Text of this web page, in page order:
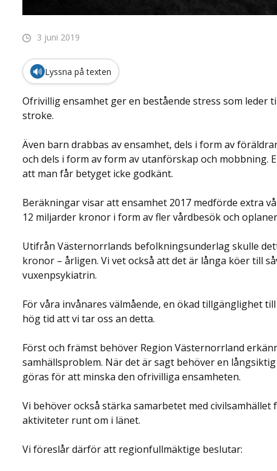
3 juni 2019
🔊 Lyssna på texten
Ofrivillig ensamhet ger en bestående stress som
stroke.
Även barn drabbas av ensamhet, dels i form av
och dels i form av form av utanförskap och mobbning.
att man får betyget icke godkänt.
Beräkningar visar att ensamhet 2017 medförde extra
12 miljarder kronor i form av fler vårdbesök och
Utifrån Västernorrlands befolkningsunderlag skulle
kronor – årligen. Vi vet också att det är långa köer till
vuxenpsykiatrin.
För våra invånares välmående, en ökad tillgänglighet
hög tid att vi tar oss an detta.
Först och främst behöver Region Västernorrland
samhällsproblem. När det är sagt behöver en
göras för att minska den ofrivilliga ensamheten.
Vi behöver också stärka samarbetet med
aktiviteter runt om i länet.
Vi föreslår därför att regionfullmäktige beslutar: